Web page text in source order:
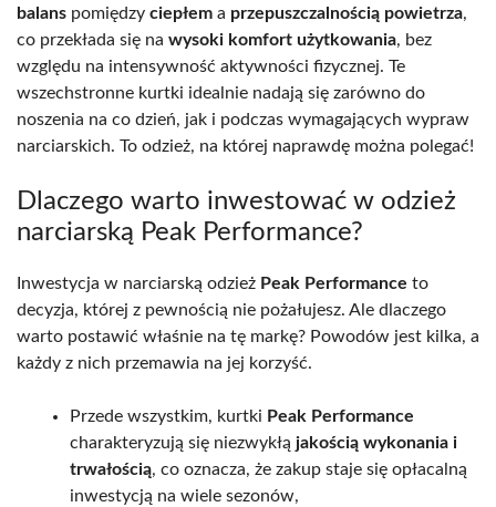
balans pomiędzy ciepłem a przepuszczalnością powietrza,
co przekłada się na wysoki komfort użytkowania, bez
względu na intensywność aktywności fizycznej. Te
wszechstronne kurtki idealnie nadają się zarówno do
noszenia na co dzień, jak i podczas wymagających wypraw
narciarskich. To odzież, na której naprawdę można polegać!
Dlaczego warto inwestować w odzież
narciarską Peak Performance?
Inwestycja w narciarską odzież Peak Performance to
decyzja, której z pewnością nie pożałujesz. Ale dlaczego
warto postawić właśnie na tę markę? Powodów jest kilka, a
każdy z nich przemawia na jej korzyść.
Przede wszystkim, kurtki Peak Performance
charakteryzują się niezwykłą jakością wykonania i
trwałością, co oznacza, że zakup staje się opłacalną
inwestycją na wiele sezonów,